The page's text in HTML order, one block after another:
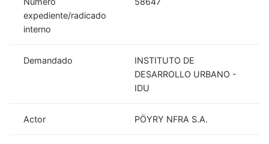
expediente/radicado
interno
Demandado
INSTITUTO DE
DESARROLLO URBANO -
IDU
Actor PÖYRY NFRA S.A.